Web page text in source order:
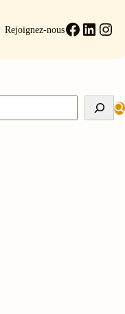
Rejoignez-nous